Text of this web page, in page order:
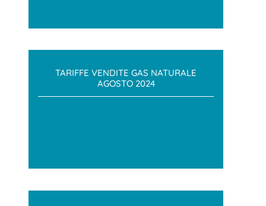
TARIFFE VENDITE GAS NATURALE
AGOSTO 2024